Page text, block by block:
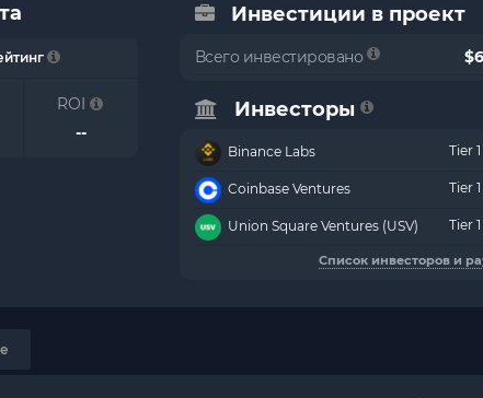
ROI
--
Инвестиции в проект
Всего инвестировано
Инвесторы
Binance Labs Tier 1
Coinbase Ventures Tier 1
Union Square Ventures (USV) Tier 1
Список инвесторов и